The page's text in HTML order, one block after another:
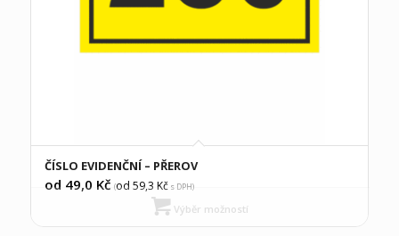
ČÍSLO EVIDENČNÍ – PŘEROV
od 49,0 Kč (od 59,3 Kčs DPH)
Výběr možností